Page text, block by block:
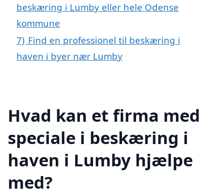
beskæring i Lumby eller hele Odense
kommune
7) Find en professionel til beskæring i
haven i byer nær Lumby
Hvad kan et firma med
speciale i beskæring i
haven i Lumby hjælpe
med?